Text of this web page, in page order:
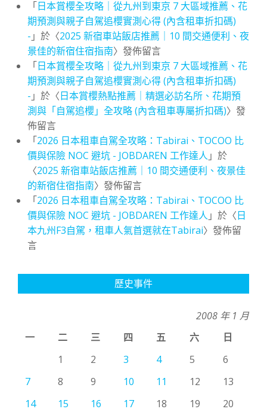
「日本賞櫻全攻略｜從九州到東京 7 大區域推薦、花
期預測與親子自駕追櫻實測心得 (內含租車折扣碼)
- 」於〈2025 新宿車站飯店推薦｜10 間交通便利、夜
景佳的新宿住宿指南〉發佈留言
「日本賞櫻全攻略｜從九州到東京 7 大區域推薦、花
期預測與親子自駕追櫻實測心得 (內含租車折扣碼)
- 」於〈日本賞櫻熱點推薦｜精選必訪名所、花期預
測與「自駕追櫻」全攻略 (內含租車專屬折扣碼)〉發
佈留言
「2026 日本租車自駕全攻略：Tabirai、TOCOO 比
價與保險 NOC 避坑 - JOBDAREN 工作達人 」於
〈2025 新宿車站飯店推薦｜10 間交通便利、夜景佳
的新宿住宿指南〉發佈留言
「2026 日本租車自駕全攻略：Tabirai、TOCOO 比
價與保險 NOC 避坑 - JOBDAREN 工作達人 」於〈日
本九州F3自駕，租車人氣首選就在Tabirai〉發佈留
言
歷史事件
2008 年 1 月
一
二 三 四 五 六
日
1
2 3 4 5
6
7
8 9 10 11 12
13
14
15 16 17 18 19
20